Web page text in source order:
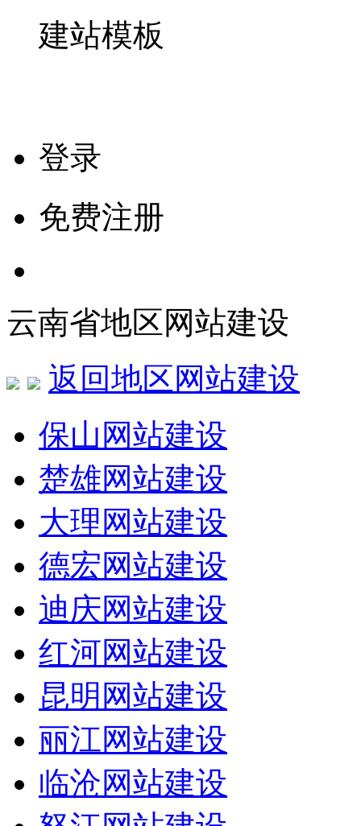
建站模板
登录
免费注册
云南省地区网站建设
返回地区网站建设
保山网站建设
楚雄网站建设
大理网站建设
德宏网站建设
迪庆网站建设
红河网站建设
昆明网站建设
丽江网站建设
临沧网站建设